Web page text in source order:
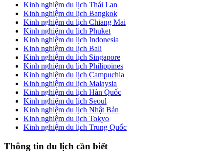
Kinh nghiệm du lịch Thái Lan
Kinh nghiệm du lịch Bangkok
Kinh nghiệm du lịch Chiang Mai
Kinh nghiệm du lịch Phuket
Kinh nghiệm du lịch Indonesia
Kinh nghiệm du lịch Bali
Kinh nghiệm du lịch Singapore
Kinh nghiệm du lịch Philippines
Kinh nghiệm du lịch Campuchia
Kinh nghiệm du lịch Malaysia
Kinh nghiệm du lịch Hàn Quốc
Kinh nghiệm du lịch Seoul
Kinh nghiệm du lịch Nhật Bản
Kinh nghiệm du lịch Tokyo
Kinh nghiệm du lịch Trung Quốc
Thông tin du lịch cần biết